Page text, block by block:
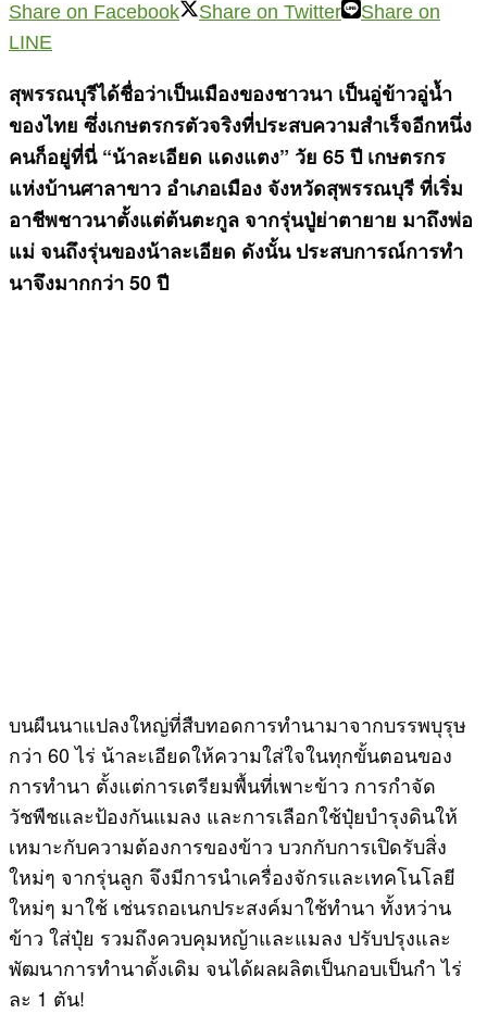
Share on Facebook
Share on Twitter
Share on
LINE
สุพรรณบุรีได้ชื่อว่าเป็นเมืองของชาวนา เป็นอู่ข้าวอู่น้ำ
ของไทย ซึ่งเกษตรกรตัวจริงที่ประสบความสำเร็จอีกหนึ่ง
คนก็อยู่ที่นี่“น้าละเอียด แดงแตง” วัย 65 ปี เกษตรกร
แห่งบ้านศาลาขาว อำเภอเมือง จังหวัดสุพรรณบุรี ที่เริ่ม
อาชีพชาวนาตั้งแต่ต้นตะกูล จากรุ่นปู่ย่าตายาย มาถึงพ่อ
แม่ จนถึงรุ่นของน้าละเอียด ดังนั้น ประสบการณ์การทำ
นาจึงมากกว่า 50 ปี
บนผืนนาแปลงใหญ่ที่สืบทอดการทำนามาจากบรรพบุรุษ
กว่า 60 ไร่ น้าละเอียดให้ความใส่ใจในทุกขั้นตอนของ
การทำนา ตั้งแต่การเตรียมพื้นที่เพาะข้าว การกำจัด
วัชพืชและป้องกันแมลง และการเลือกใช้ปุ๋ยบำรุงดินให้
เหมาะกับความต้องการของข้าว บวกกับการเปิดรับสิ่ง
ใหม่ๆ จากรุ่นลูก จึงมีการนำเครื่องจักรและเทคโนโลยี
ใหม่ๆ มาใช้ เช่นรถอเนกประสงค์มาใช้ทำนา ทั้งหว่าน
ข้าว ใส่ปุ๋ย รวมถึงควบคุมหญ้าและแมลง ปรับปรุงและ
พัฒนาการทำนาดั้งเดิม จนได้ผลผลิตเป็นกอบเป็นกำ ไร่
ละ 1 ตัน!